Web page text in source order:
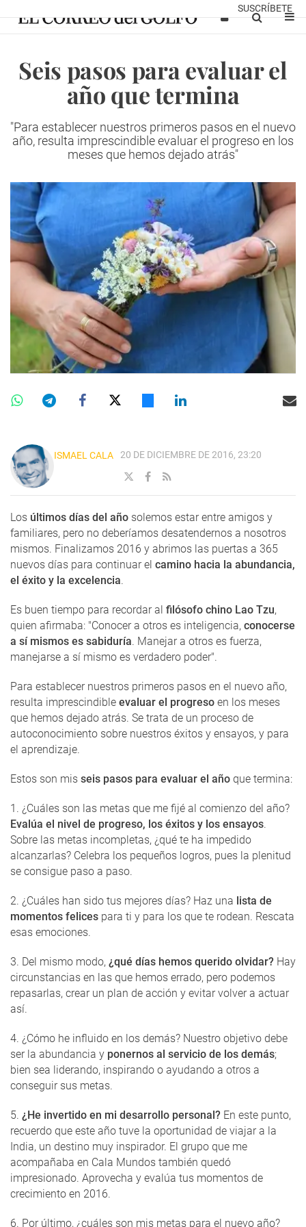
SUSCRÍBETE
Seis pasos para evaluar el
año que termina
"Para establecer nuestros primeros pasos en el nuevo
año, resulta imprescindible evaluar el progreso en los
meses que hemos dejado atrás"
ISMAEL CALA 20 DE DICIEMBRE DE 2016, 23:20
Los últimos días del año solemos estar entre amigos y
familiares, pero no deberíamos desatendernos a nosotros
mismos. Finalizamos 2016 y abrimos las puertas a 365
nuevos días para continuar el camino hacia la abundancia,
el éxito y la excelencia.
Es buen tiempo para recordar al filósofo chino Lao Tzu,
quien afirmaba: "Conocer a otros es inteligencia, conocerse
a sí mismos es sabiduría. Manejar a otros es fuerza,
manejarse a sí mismo es verdadero poder".
Para establecer nuestros primeros pasos en el nuevo año,
resulta imprescindible evaluar el progreso en los meses
que hemos dejado atrás. Se trata de un proceso de
autoconocimiento sobre nuestros éxitos y ensayos, y para
el aprendizaje.
Estos son mis seis pasos para evaluar el año que termina:
1. ¿Cuáles son las metas que me fijé al comienzo del año?
Evalúa el nivel de progreso, los éxitos y los ensayos.
Sobre las metas incompletas, ¿qué te ha impedido
alcanzarlas? Celebra los pequeños logros, pues la plenitud
se consigue paso a paso.
2. ¿Cuáles han sido tus mejores días? Haz una lista de
momentos felices para ti y para los que te rodean. Rescata
esas emociones.
3. Del mismo modo, ¿qué días hemos querido olvidar? Hay
circunstancias en las que hemos errado, pero podemos
repasarlas, crear un plan de acción y evitar volver a actuar
así.
4. ¿Cómo he influido en los demás? Nuestro objetivo debe
ser la abundancia y ponernos al servicio de los demás;
bien sea liderando, inspirando o ayudando a otros a
conseguir sus metas.
5. ¿He invertido en mi desarrollo personal? En este punto,
recuerdo que este año tuve la oportunidad de viajar a la
India, un destino muy inspirador. El grupo que me
acompañaba en Cala Mundos también quedó
impresionado. Aprovecha y evalúa tus momentos de
crecimiento en 2016.
6. Por último, ¿cuáles son mis metas para el nuevo año?